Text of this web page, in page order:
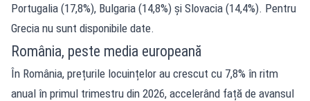
Portugalia (17,8%), Bulgaria (14,8%) și Slovacia (14,4%). Pentru
Grecia nu sunt disponibile date.
România, peste media europeană
În România, prețurile locuințelor au crescut cu 7,8% în ritm
anual în primul trimestru din 2026, accelerând față de avansul